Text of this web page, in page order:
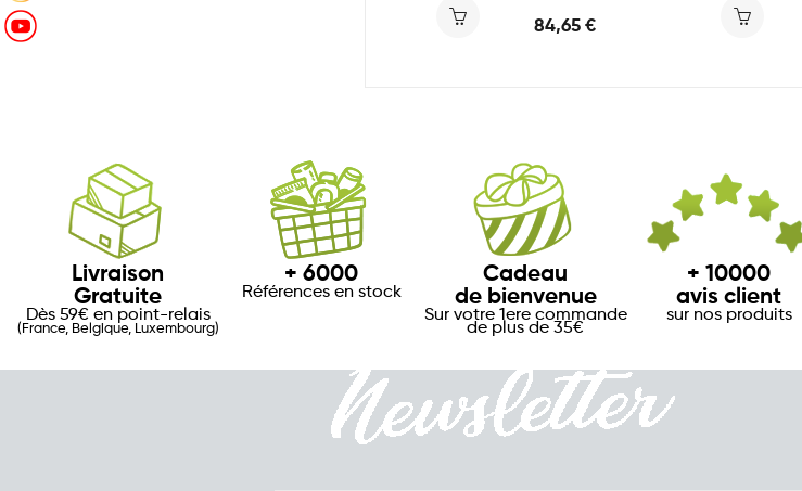
€ 84,65 €
Livraison
Gratuite
Dès 59€ en point-relais
(France, Belgique, Luxembourg)
+ 6000
Références en stock
Cadeau
de bienvenue
Sur votre 1ere commande
de plus de 35€
+ 10000
avis client
sur nos produits